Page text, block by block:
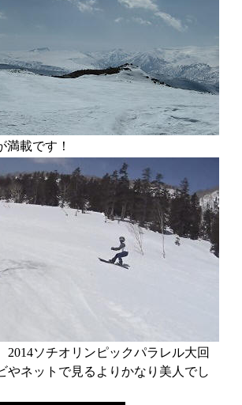
載です！
ソチオリンピックパラレル大回
ネットで見るよりかなり美人でし